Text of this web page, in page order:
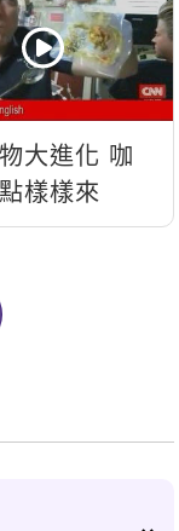
大進化 咖
樣樣來